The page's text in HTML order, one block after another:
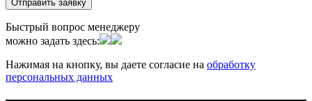
Быстрый вопрос менеджеру
можно задать здесь:
Нажимая на кнопку, вы даете согласие на обработку
персональных данных